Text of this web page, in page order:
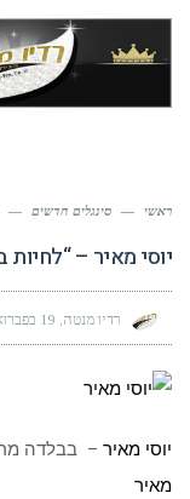
ראשי — סינגלים חדשים —
יוסי מאיר – “לחיות
רדיו מנטה 19 בפברואר 2013
יוסי מאיר – בבלדה
מאיר